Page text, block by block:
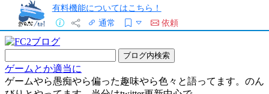
有料機能についてはこちら！
通常
依頼